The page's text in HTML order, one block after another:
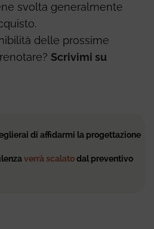
Image...
svolta generalmente
delle prossime
Scrivimi su
di affidarmi la progettazione
verrà scalatodal preventivo